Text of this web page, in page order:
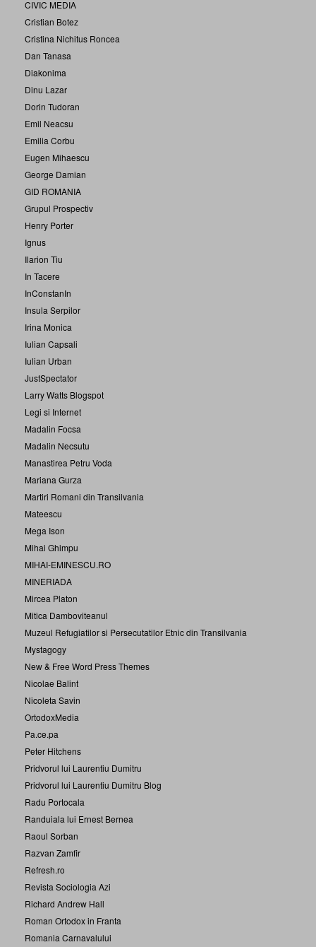
CIVIC MEDIA
Cristian Botez
Cristina Nichitus Roncea
Dan Tanasa
Diakonima
Dinu Lazar
Dorin Tudoran
Emil Neacsu
Emilia Corbu
Eugen Mihaescu
George Damian
GID ROMANIA
Grupul Prospectiv
Henry Porter
Ignus
Ilarion Tiu
In Tacere
InConstanIn
Insula Serpilor
Irina Monica
Iulian Capsali
Iulian Urban
JustSpectator
Larry Watts Blogspot
Legi si Internet
Madalin Focsa
Madalin Necsutu
Manastirea Petru Voda
Mariana Gurza
Martiri Romani din Transilvania
Mateescu
Mega Ison
Mihai Ghimpu
MIHAI-EMINESCU.RO
MINERIADA
Mircea Platon
Mitica Damboviteanul
Muzeul Refugiatilor si Persecutatilor Etnic din Transilvania
Mystagogy
New & Free Word Press Themes
Nicolae Balint
Nicoleta Savin
OrtodoxMedia
Pa.ce.pa
Peter Hitchens
Pridvorul lui Laurentiu Dumitru
Pridvorul lui Laurentiu Dumitru Blog
Radu Portocala
Randuiala lui Ernest Bernea
Raoul Sorban
Razvan Zamfir
Refresh.ro
Revista Sociologia Azi
Richard Andrew Hall
Roman Ortodox in Franta
Romania Carnavalului